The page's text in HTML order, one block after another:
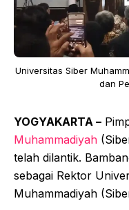
Universitas Siber
dan
YOGYAKARTA –
Muhammadiyah
telah dilantik.
sebagai Rektor
Muhammadiyah